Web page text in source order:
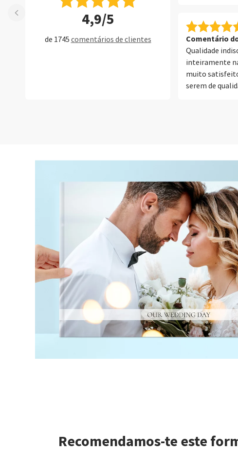
4,9/5
de 1745 comentários de clientes Comentário
Qualidade
inteiramente
muito
serem de
Recomendamos-te este